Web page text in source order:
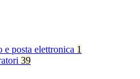
e posta elettronica 1
39